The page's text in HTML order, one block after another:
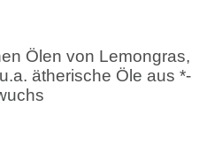
Ölen von Lemongras,
ätherische Öle aus *-